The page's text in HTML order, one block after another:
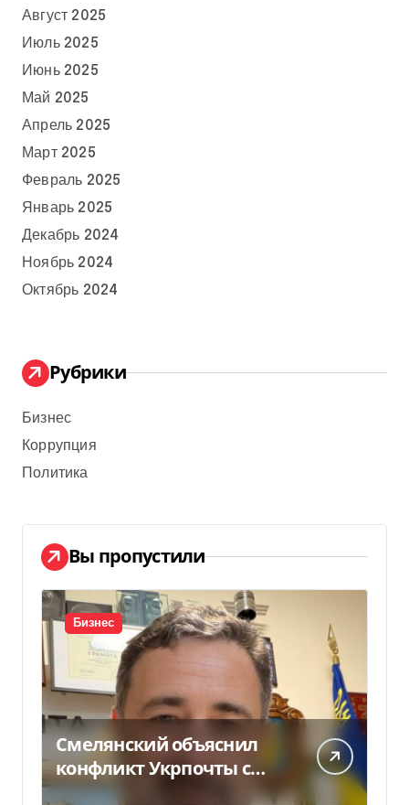
Август 2025
Июль 2025
Июнь 2025
Май 2025
Апрель 2025
Март 2025
Февраль 2025
Январь 2025
Декабрь 2024
Ноябрь 2024
Октябрь 2024
Рубрики
Бизнес
Коррупция
Политика
Вы пропустили
Бизнес
Смелянский объяснил
конфликт Укрпочты с
НБУ из-за платежек